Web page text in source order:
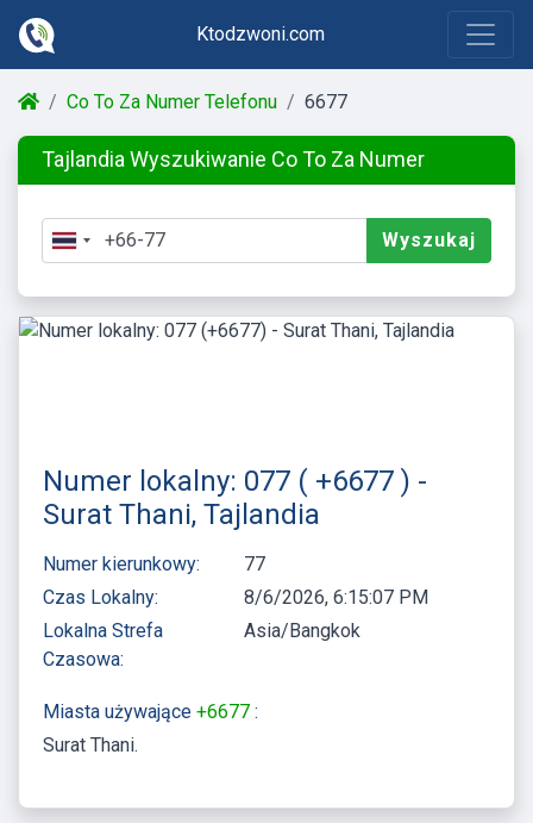
Ktodzwoni.com
Co To Za Numer Telefonu 6677
Tajlandia Wyszukiwanie Co To Za Numer
Wyszukaj
Numer lokalny: 077 ( +6677 ) -
Surat Thani, Tajlandia
Numer kierunkowy:
77
Czas Lokalny:
8/6/2026, 6:15:08 PM
Lokalna Strefa
Czasowa:
Asia/Bangkok
Miasta używające +6677 :
Surat Thani